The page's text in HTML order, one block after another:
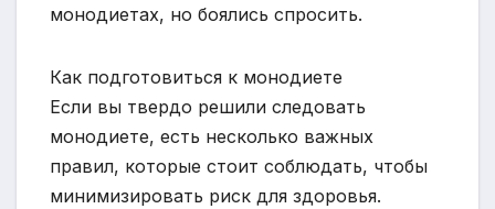
монодиетах, но боялись спросить.
Как подготовиться к монодиете
Если вы твердо решили следовать
монодиете, есть несколько важных
правил, которые стоит соблюдать, чтобы
минимизировать риск для здоровья.